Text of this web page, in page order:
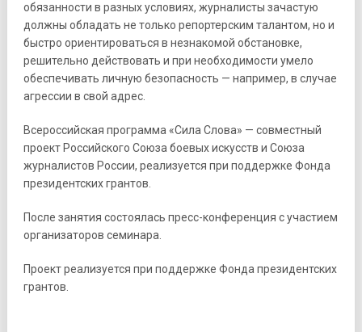
обязанности в разных условиях, журналисты зачастую
должны обладать не только репортерским талантом, но и
быстро ориентироваться в незнакомой обстановке,
решительно действовать и при необходимости умело
обеспечивать личную безопасность — например, в случае
агрессии в свой адрес.
Всероссийская программа «Сила Слова» — совместный
проект Российского Союза боевых искусств и Союза
журналистов России, реализуется при поддержке Фонда
президентских грантов.
После занятия состоялась пресс-конференция с участием
организаторов семинара.
Проект реализуется при поддержке Фонда президентских
грантов.